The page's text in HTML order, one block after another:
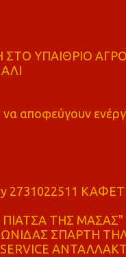
ΥΠΑΙΘΡΙΟ
αποφεύγουν
2731022511
ΤΗΣ ΜΑΣΑΣ"
ΣΠΑΡΤΗ ΤΗΛ.